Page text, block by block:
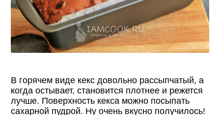
В горячем виде кекс довольно рассыпчатый, а
когда остывает, становится плотнее и режется
лучше. Поверхность кекса можно посыпать
сахарной пудрой. Ну очень вкусно получилось!